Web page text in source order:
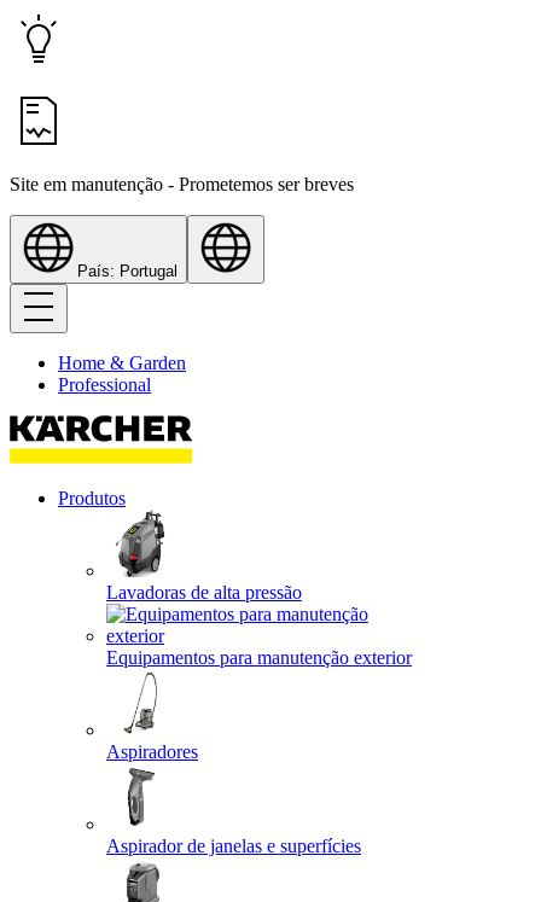
Site em manutenção - Prometemos ser breves
País: Portugal
Home & Garden
Professional
Produtos
Lavadoras de alta pressão
Equipamentos para manutenção exterior
Aspiradores
Aspirador de janelas e superfícies